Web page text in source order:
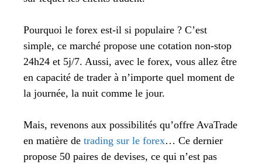
Pourquoi le forex est-il si populaire ? C’est
simple, ce marché propose une cotation non-stop
24h24 et 5j/7. Aussi, avec le forex, vous allez être
en capacité de trader à n’importe quel moment de
la journée, la nuit comme le jour.
Mais, revenons aux possibilités qu’offre AvaTrade
en matière de trading sur le forex… Ce dernier
propose 50 paires de devises, ce qui n’est pas